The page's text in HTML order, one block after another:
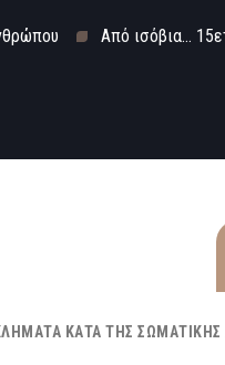
Από ισόβια…
ΚΑΤΆ ΤΗΣ ΣΩΜΑΤΙΚΉΣ